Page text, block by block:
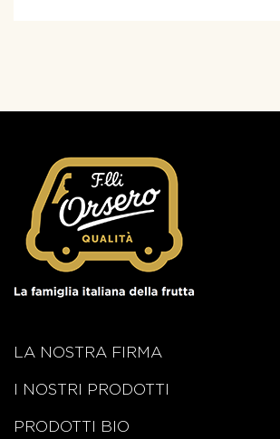
LA NOSTRA FIRMA
I NOSTRI PRODOTTI
PRODOTTI BIO